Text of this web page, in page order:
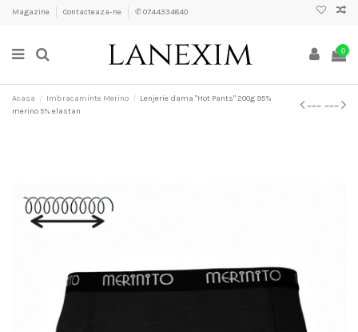
Magazine Contacteaza-ne ✆ 0744334840
0
Acasa Imbracaminte Merino
Lenjerie dama "Hot Pants" 200g 95%
merino 5% elastan